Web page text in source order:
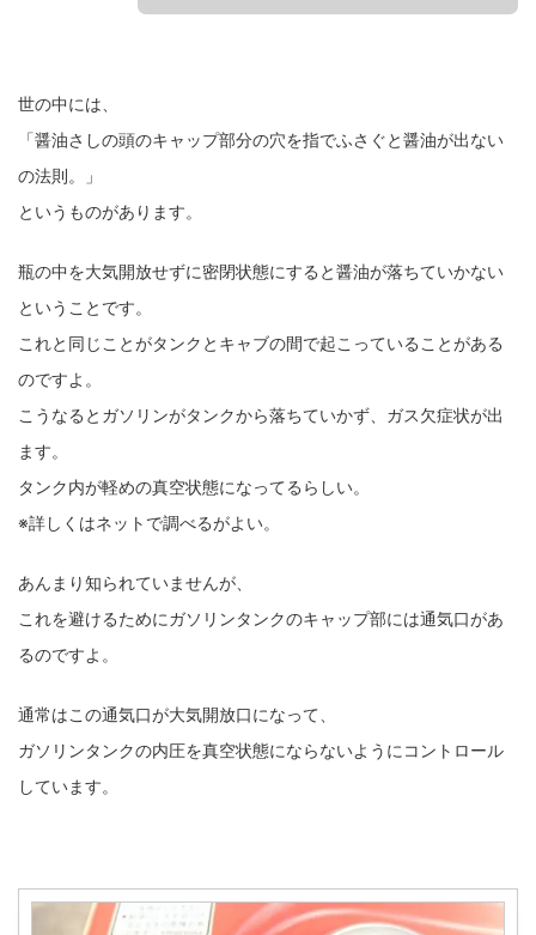
世の中には、
「醤油さしの頭のキャップ部分の穴を指でふさぐと醤油が出ない
の法則。」
というものがあります。
瓶の中を大気開放せずに密閉状態にすると醤油が落ちていかない
ということです。
これと同じことがタンクとキャブの間で起こっていることがある
のですよ。
こうなるとガソリンがタンクから落ちていかず、ガス欠症状が出
ます。
タンク内が軽めの真空状態になってるらしい。
※詳しくはネットで調べるがよい。
あんまり知られていませんが、
これを避けるためにガソリンタンクのキャップ部には通気口があ
るのですよ。
通常はこの通気口が大気開放口になって、
ガソリンタンクの内圧を真空状態にならないようにコントロール
しています。